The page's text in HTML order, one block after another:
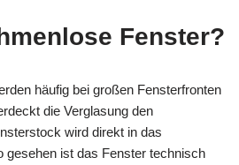
Fenster?
häufig bei großen Fensterfronten
die Verglasung den
wird direkt in das
gesehen ist das Fenster technisch